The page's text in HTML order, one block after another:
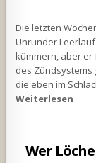
Die letzten
Unrunder
kümmern, aber
des Zündsystems
die eben im
Weiterlesen
Wer